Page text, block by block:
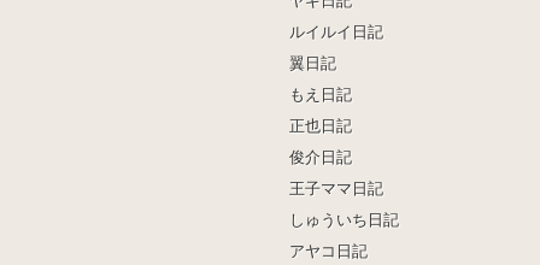
ルイルイ日記
翼日記
もえ日記
正也日記
俊介日記
王子ママ日記
しゅういち日記
アヤコ日記